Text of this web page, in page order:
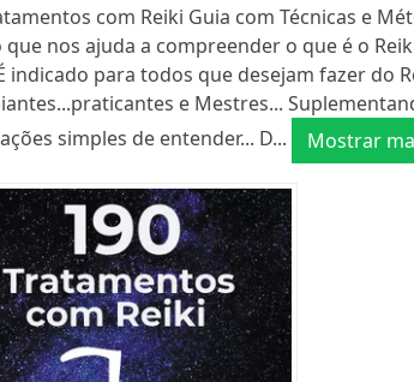
com Reiki Guia com Técnicas e
nos ajuda a compreender o que é o
indicado para todos que desejam fazer do
e Mestres...
simples de entender... D...
Mostrar